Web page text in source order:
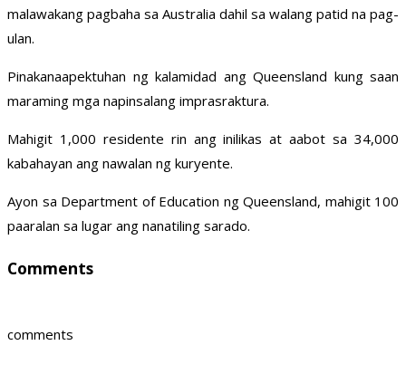
malawakang pagbaha sa Australia dahil sa walang patid na pag-
ulan.
Pinakanaapektuhan ng kalamidad ang Queensland kung saan
maraming mga napinsalang imprasraktura.
Mahigit 1,000 residente rin ang inilikas at aabot sa 34,000
kabahayan ang nawalan ng kuryente.
Ayon sa Department of Education ng Queensland, mahigit 100
paaralan sa lugar ang nanatiling sarado.
Comments
comments